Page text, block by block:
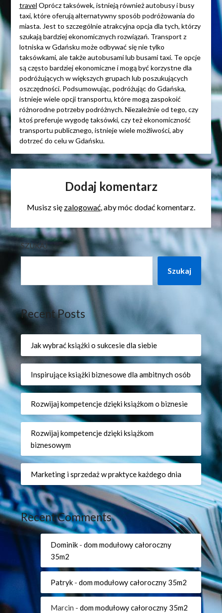
travel Oprócz taksówek, istnieją również autobusy i busy
taxi, które oferują alternatywny sposób podróżowania do
miasta. Jest to szczególnie atrakcyjna opcja dla tych, którzy
szukają bardziej ekonomicznych rozwiązań. Transport z
lotniska w Gdańsku może odbywać się nie tylko
taksówkami, ale także autobusami lub busami taxi. Te opcje
są często bardziej ekonomiczne i mogą być korzystne dla
podróżujących w większych grupach lub poszukujących
oszczędności. Podsumowując, podróżując do Gdańska,
istnieje wiele opcji transportu, które mogą zaspokoić
różnorodne potrzeby podróżnych. Niezależnie od tego, czy
ktoś preferuje wygodę taksówki, czy też ekonomiczność
transportu publicznego, istnieje wiele możliwości, aby
dotrzeć do celu w Gdańsku.
Dodaj komentarz
Musisz się zalogować, aby móc dodać komentarz.
SZUKAJ
Szukaj
Recent Posts
Jak wybrać książki o sukcesie dla siebie
Inspirujące książki biznesowe dla ambitnych osób
Rozwijaj kompetencje dzięki książkom o biznesie
Rozwijaj kompetencje dzięki książkom
biznesowym
Marketing i sprzedaż w praktyce każdego dnia
Recent Comments
Dominik -dom modułowy całoroczny
35m2
Patryk -dom modułowy całoroczny 35m2
Marcin -dom modułowy całoroczny 35m2